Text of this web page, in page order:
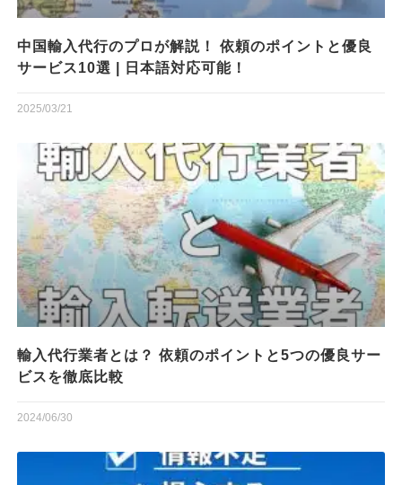
中国輸入代行のプロが解説！ 依頼のポイントと優良
サービス10選 | 日本語対応可能！
2025/03/21
輸入代行業者とは？ 依頼のポイントと5つの優良サー
ビスを徹底比較
2024/06/30